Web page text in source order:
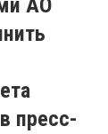
АО
пресс-